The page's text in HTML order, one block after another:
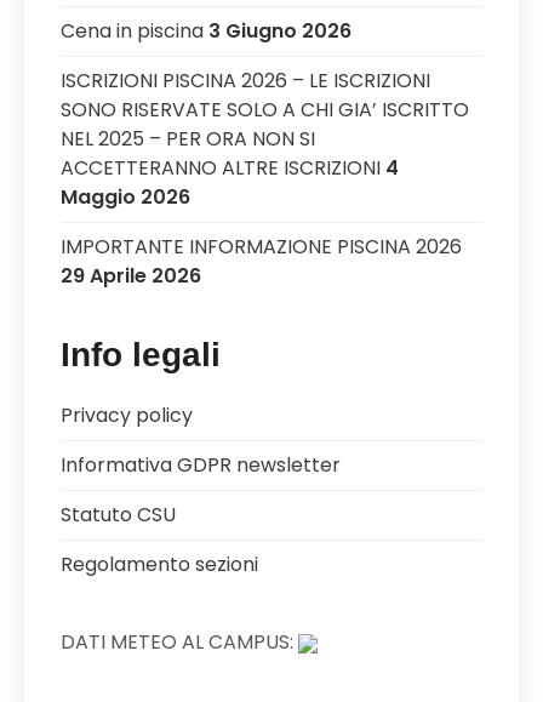
Cena in piscina 3 Giugno 2026
ISCRIZIONI PISCINA 2026 – LE ISCRIZIONI
SONO RISERVATE SOLO A CHI GIA’ ISCRITTO
NEL 2025 – PER ORA NON SI
ACCETTERANNO ALTRE ISCRIZIONI 4
Maggio 2026
IMPORTANTE INFORMAZIONE PISCINA 2026
29 Aprile 2026
Info legali
Privacy policy
Informativa GDPR newsletter
Statuto CSU
Regolamento sezioni
DATI METEO AL CAMPUS: